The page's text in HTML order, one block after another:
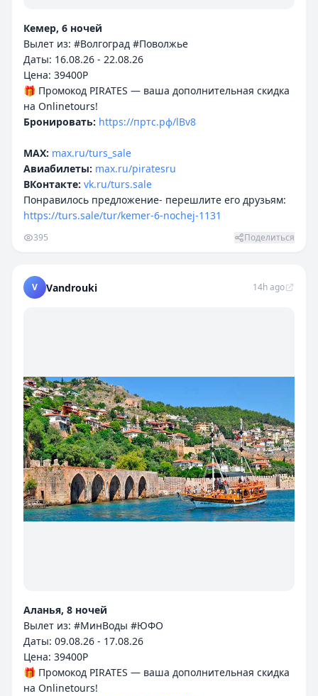
Кемер, 6 ночей
Вылет из: #Волгоград #Поволжье
Даты: 16.08.26 - 22.08.26
Цена: 39400P
🎁 Промокод PIRATES — ваша дополнительная скидка
Бронировать: https://пртс.рф/lBv8
MAX: max.ru/turs_sale
Авиабилеты: max.ru/piratesru
ВКонтакте: vk.ru/turs.sale
Понравилось предложение- перешлите его друзьям:
https://turs.sale/tur/kemer-6-nochej-1131
395 Поделиться
V Vandrouki 14h ago
Аланья, 8 ночей
Вылет из: #МинВоды #ЮФО
Даты: 09.08.26 - 17.08.26
Цена: 39400P
🎁 Промокод PIRATES — ваша дополнительная скидка